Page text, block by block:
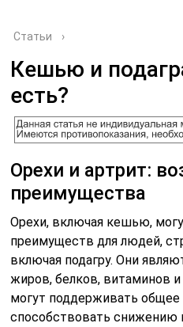
Статьи ›
Кешью и
есть?
Орехи и артрит:
преимущества
Орехи, включая кешью,
преимуществ для людей,
включая подагру. Они
жиров, белков, витаминов
могут поддерживать общее
способствовать снижению